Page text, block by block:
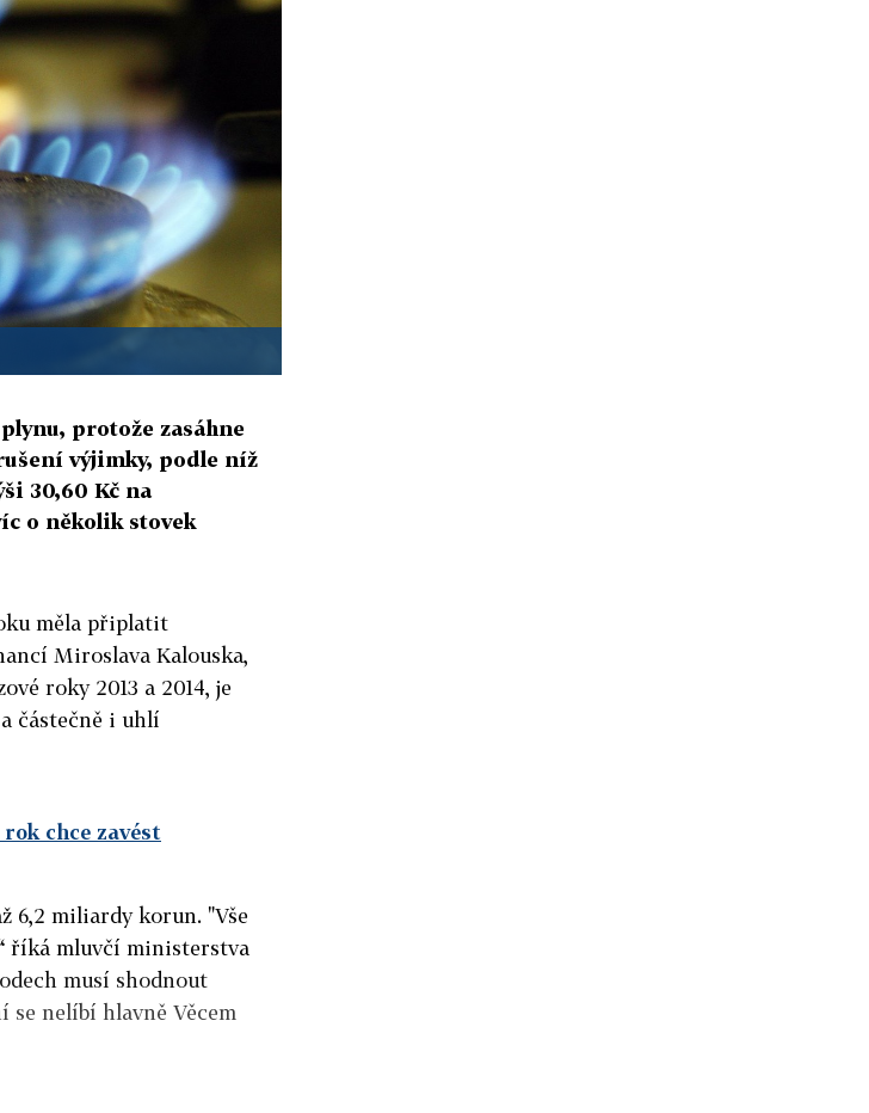
protože zasáhne
výjimky, podle níž
30,60 Kč na
o několik stovek
měla připlatit
Miroslava Kalouska,
roky 2013 a 2014, je
částečně i uhlí
chce zavést
6,2 miliardy korun. "Vše
říká mluvčí ministerstva
musí shodnout
se nelíbí hlavně Věcem